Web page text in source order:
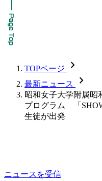
TOPページ chevron_forward
最新ニュース chevron_forward
昭和女子大学附属昭
プログラム 「
生徒が出発
ニュースを受信